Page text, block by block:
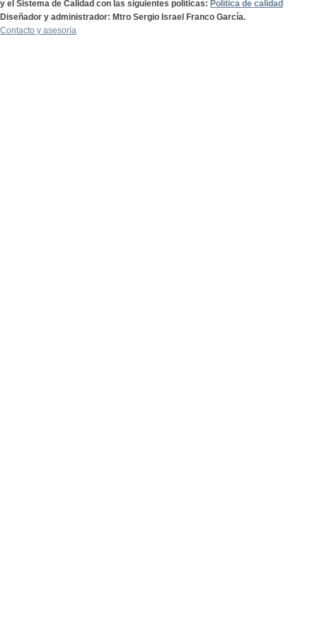
y el Sistema de Calidad con las siguientes políticas: Política de calidad
Diseñador y administrador: Mtro Sergio Israel Franco García.
Contacto y asesoría